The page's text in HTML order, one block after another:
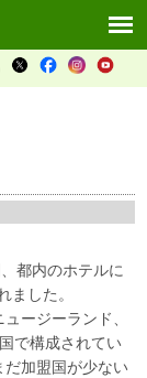
都内のホテルに
した。
ージーランド、
で構成されてい
だ加盟国が少ない